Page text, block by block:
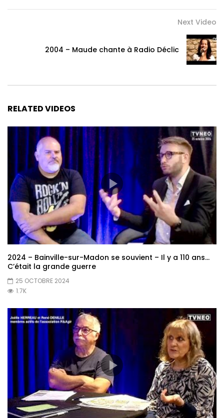
Next Video
2004 – Maude chante à Radio Déclic
RELATED VIDEOS
2024 – Bainville-sur-Madon se souvient – Il y a 110 ans…
C’était la grande guerre
25 OCTOBRE 2024
1.7K